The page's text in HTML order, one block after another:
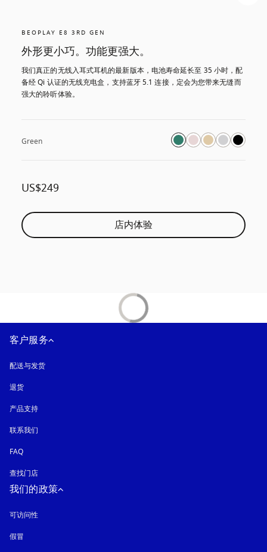
BEOPLAY E8 3RD GEN
外形更小巧。功能更强大。
我们真正的无线入耳式耳机的最新版本，电池寿命延长至 35 小时，配
备经 Qi 认证的无线充电盒，支持蓝牙 5.1 连接，定会为您带来无缝而
强大的聆听体验。
Green
US$249
店内体验
客户服务
配送与发货
退货
产品支持
联系我们
FAQ
查找门店
我们的政策
可访问性
假冒